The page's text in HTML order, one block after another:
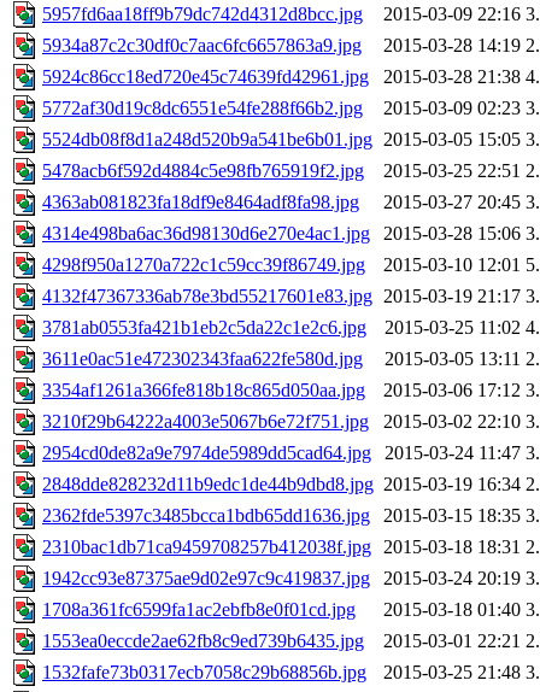
5957fd6aa18ff9b79dc742d4312d8bcc.jpg
2015-03-09 22:16
5934a87c2c30df0c7aac6fc6657863a9.jpg
2015-03-28 14:19
5924c86cc18ed720e45c74639fd42961.jpg
2015-03-28 21:38
5772af30d19c8dc6551e54fe288f66b2.jpg
2015-03-09 02:23
5524db08f8d1a248d520b9a541be6b01.jpg 2015-03-05 15:05
5478acb6f592d4884c5e98fb765919f2.jpg
2015-03-25 22:51
4363ab081823fa18df9e8464adf8fa98.jpg
2015-03-27 20:45
4314e498ba6ac36d98130d6e270e4ac1.jpg
2015-03-28 15:06
4298f950a1270a722c1c59cc39f86749.jpg
2015-03-10 12:01
4132f47367336ab78e3bd55217601e83.jpg 2015-03-19 21:17
3781ab0553fa421b1eb2c5da22c1e2c6.jpg
2015-03-25 11:02
3611e0ac51e472302343faa622fe580d.jpg
2015-03-05 13:11
3354af1261a366fe818b18c865d050aa.jpg
2015-03-06 17:12
3210f29b64222a4003e5067b6e72f751.jpg
2015-03-02 22:10
2954cd0de82a9e7974de5989dd5cad64.jpg
2015-03-24 11:47
2848dde828232d11b9edc1de44b9dbd8.jpg 2015-03-19 16:34
2362fde5397c3485bcca1bdb65dd1636.jpg
2015-03-15 18:35
2310bac1db71ca9459708257b412038f.jpg 2015-03-18 18:31
1942cc93e87375ae9d02e97c9c419837.jpg
2015-03-24 20:19
1708a361fc6599fa1ac2ebfb8e0f01cd.jpg
2015-03-18 01:40
1553ea0eccde2ae62fb8c9ed739b6435.jpg
2015-03-01 22:21
1532fafe73b0317ecb7058c29b68856b.jpg
2015-03-25 21:48